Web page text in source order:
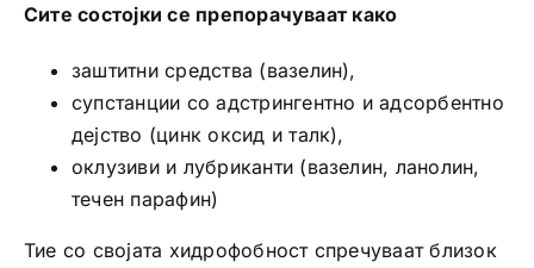
Сите состојки се препорачуваат како
заштитни средства (вазелин),
супстанции со адстрингентно и адсорбентно
дејство (цинк оксид и талк),
оклузиви и лубриканти (вазелин, ланолин,
течен парафин)
Тие со својата хидрофобност спречуваат близок